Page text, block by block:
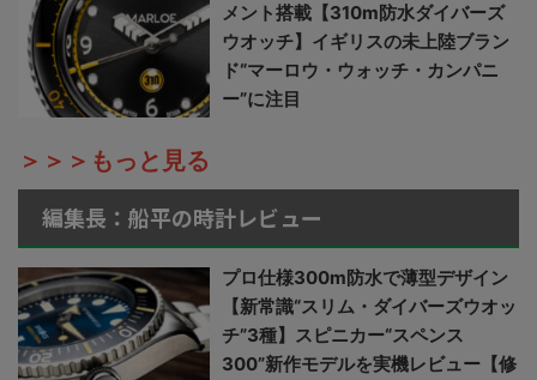
メント搭載【310m防水ダイバーズ
ウオッチ】イギリスの未上陸ブラン
ド“マーロウ・ウォッチ・カンパニ
ー”に注目
＞＞＞もっと見る
編集長：船平の時計レビュー
プロ仕様300m防水で薄型デザイン
【新常識“スリム・ダイバーズウオッ
チ”3種】スピニカー“スペンス
300”新作モデルを実機レビュー【修